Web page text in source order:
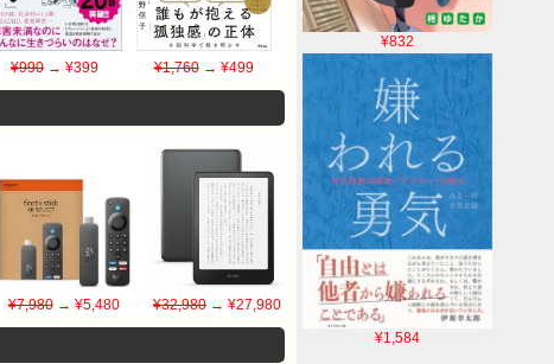
¥832
¥1,584
¥990 → ¥399 ¥1,760→ ¥499
¥7,980→ ¥5,480 ¥32,980→ ¥27,980